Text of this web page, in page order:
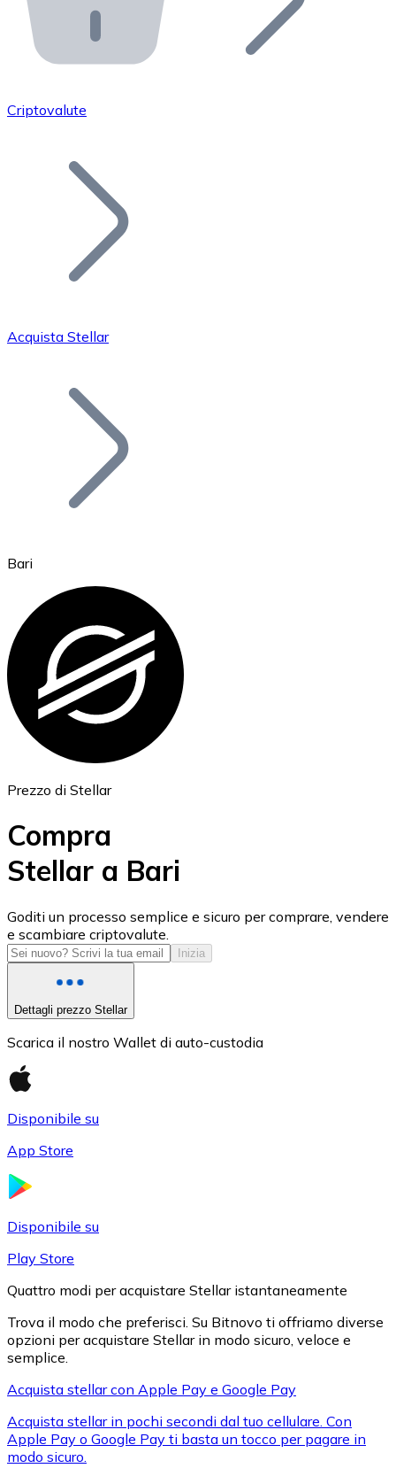
API Bitnovo
Integra la nostra API nel tuo ecosistema.
Unisciti alla nostra rete di rivenditori e
Aggiungi il token del tuo progetto al nostro servizio di
Bitcoin
Ethereum
ETH
USD Coin
USDC
XRP
XRP
Criptovalute
Acquista Stellar
Bari
Prezzo di Stellar
Compra
Stellar a Bari
Goditi un processo semplice e sicuro per comprare, vendere
e scambiare criptovalute.
Inizia
Dettagli prezzo Stellar
Scarica il nostro Wallet di auto-custodia
Disponibile su
App Store
Disponibile su
Play Store
Quattro modi per acquistare Stellar istantaneamente
Trova il modo che preferisci. Su Bitnovo ti offriamo diverse
opzioni per acquistare Stellar in modo sicuro, veloce e
semplice.
Acquista stellar con Apple Pay e Google Pay
Acquista stellar in pochi secondi dal tuo cellulare. Con
Apple Pay o Google Pay ti basta un tocco per pagare in
modo sicuro.